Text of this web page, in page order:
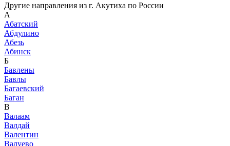
Другие направления из г. Акутиха по России
А
Абатский
Абдулино
Абезь
Абинск
Б
Бавлены
Бавлы
Багаевский
Баган
В
Валаам
Валдай
Валентин
Валуево